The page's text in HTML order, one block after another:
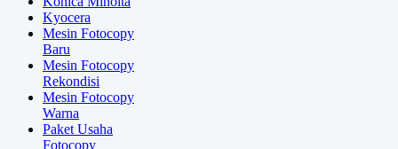
Kyocera
Mesin Fotocopy
Baru
Mesin Fotocopy
Rekondisi
Mesin Fotocopy
Warna
Paket Usaha
Fotocopy